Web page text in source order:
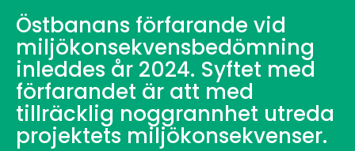
Östbanans förfarande vid
miljökonsekvensbedömning
inleddes år 2024. Syftet med
förfarandet är att med
tillräcklig noggrannhet utreda
projektets miljökonsekvenser.